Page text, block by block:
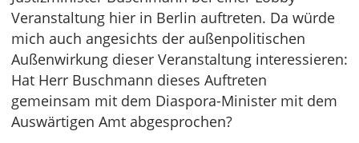
Veranstaltung hier in Berlin auftreten. Da würde
mich auch angesichts der außenpolitischen
Außenwirkung dieser Veranstaltung interessieren:
Hat Herr Buschmann dieses Auftreten
gemeinsam mit dem Diaspora-Minister mit dem
Auswärtigen Amt abgesprochen?